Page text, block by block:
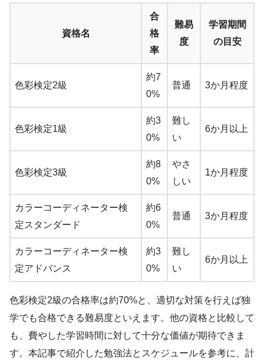
資格名
合
格
率
難易
度
学習期間
の目安
色彩検定2級
約7
0%
普通 3か月程度
色彩検定1級
約3
0%
難し
い
6か月以上
色彩検定3級
約8
0%
やさ
しい
1か月程度
カラーコーディネーター検
定スタンダード
約6
0%
普通 3か月程度
カラーコーディネーター検
定アドバンス
約3
0%
難し
い
6か月以上
色彩検定2級の合格率は約70%と、適切な対策を行えば独
学でも合格できる難易度といえます。他の資格と比較して
も、費やした学習時間に対して十分な価値が期待できま
す。本記事で紹介した勉強法とスケジュールを参考に、計